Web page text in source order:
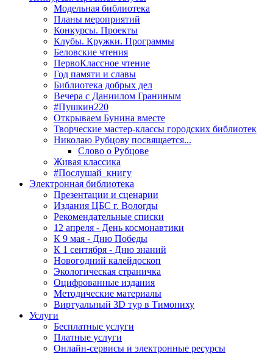
Модельная библиотека
Планы мероприятий
Конкурсы. Проекты
Клубы. Кружки. Программы
Беловские чтения
ПервоКлассное чтение
Год памяти и славы
Библиотека добрых дел
Вечера с Даниилом Граниным
#Пушкин220
Открываем Бунина вместе
Творческие мастер-классы городских библиотек
Николаю Рубцову посвящается...
Слово о Рубцове
Живая классика
#Послушай_книгу
Электронная библиотека
Презентации и сценарии
Издания ЦБС г. Вологды
Рекомендательные списки
12 апреля - День космонавтики
К 9 мая - Дню Победы
К 1 сентября - Дню знаний
Новогодний калейдоскоп
Экологическая страничка
Оцифрованные издания
Методические материалы
Виртуальный 3D тур в Тимониху
Услуги
Бесплатные услуги
Платные услуги
Онлайн-сервисы и электронные ресурсы